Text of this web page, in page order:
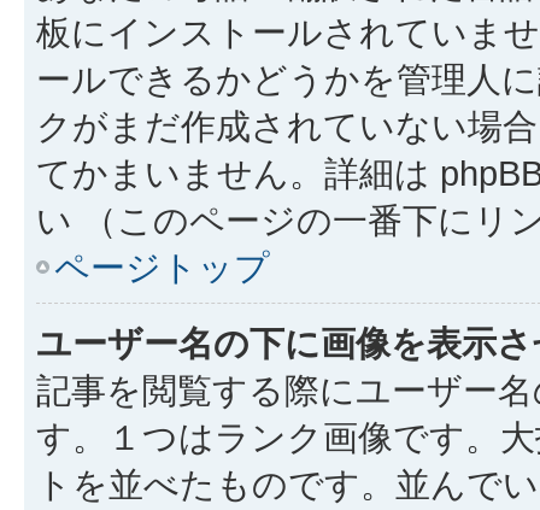
板にインストールされていま
ールできるかどうかを管理人
クがまだ作成されていない場
てかまいません。詳細は
い （このページの一番下にリ
ページトップ
ユーザー名の下に画像を表示
記事を閲覧する際にユーザー
す。１つはランク画像です。
トを並べたものです。並んで